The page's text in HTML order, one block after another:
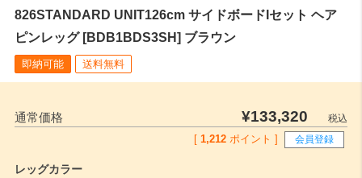
826STANDARD UNIT126cm サイドボードIセット ヘア
ピンレッグ [BDB1BDS3SH] ブラウン
即納可能 送料無料
通常価格 ¥133,320
税込
1,212 ポイント ] 会員登録
レッグカラー